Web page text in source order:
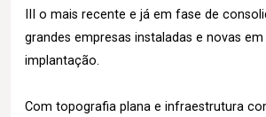
III o mais recente e já em fase de
grandes empresas instaladas e novas
implantação.
Com topografia plana e infraestrutura